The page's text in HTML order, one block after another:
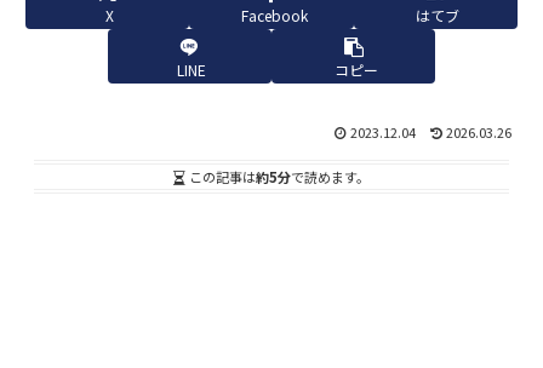
X Facebook はてブ
LINE コピー
2023.12.04 2026.03.26
この記事は約5分で読めます。